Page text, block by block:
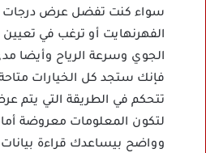
سواء كنت تفضل عرض درجات
الفهرنهايت أو ترغب في
الجوي وسرعة الرياح وأيضا
فإنك ستجد كل الخيارات
تتحكم في الطريقة التي يتم
لتكون المعلومات معروضة
وواضح بيساعدك قراءة